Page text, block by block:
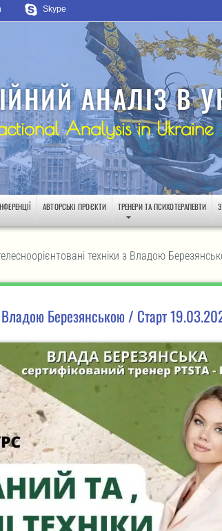
Skype
АНАЛІЗ В
Analysis in Ukraine
АВТОРСЬКІ ПРОЄКТИ ТРЕНЕРИ ТА ПСИХОТЕРАПЕВТИ
техніки з Владою
Владою Березянською / Старт